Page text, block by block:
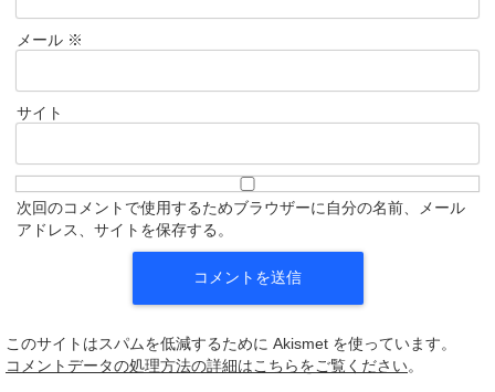
メール ※
サイト
次回のコメントで使用するためブラウザーに自分の名前、メール
アドレス、サイトを保存する。
このサイトはスパムを低減するために Akismet を使っています。
コメントデータの処理方法の詳細はこちらをご覧ください。